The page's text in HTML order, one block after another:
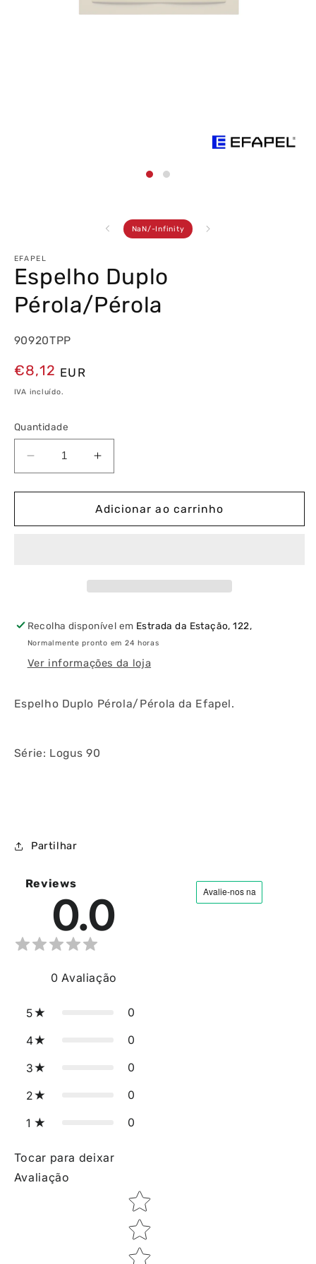
NaN/ de
-Infinity
EFAPEL
Espelho Duplo
Pérola/Pérola
90920TPP
Preço
normal
€8,12 EUR
IVA incluído.
Quantidade
Diminuir
a
quantidade
Espelho
Aumentar
a
quantidade
de
Espelho
Adicionar ao carrinho
Recolha disponível em Estrada da Estação, 122,
Normalmente pronto em 24 horas
Ver informações da loja
Espelho Duplo Pérola/Pérola da Efapel.
Série: Logus 90
Partilhar
Reviews
0.0
0 Avaliação
5 0
4 0
3 0
2 0
1 0
Tocar para deixar
Avaliação
Star rating